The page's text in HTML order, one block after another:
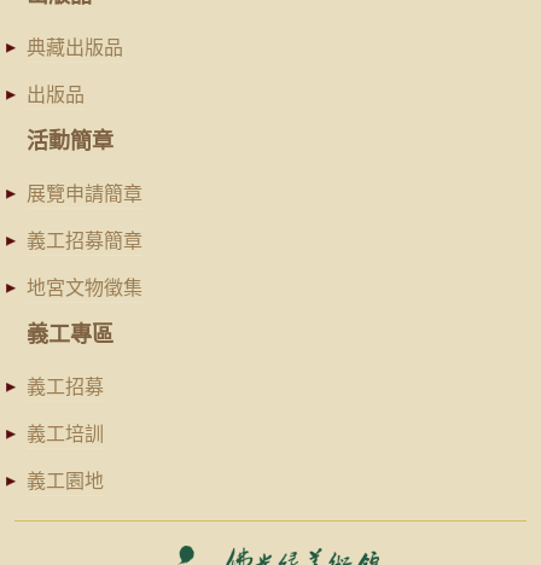
典藏出版品
出版品
活動簡章
展覽申請簡章
義工招募簡章
地宮文物徵集
義工專區
義工招募
義工培訓
義工園地